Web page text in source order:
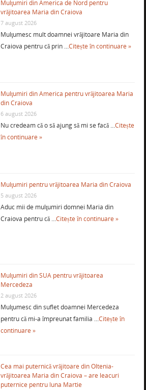
Mulţumiri din America de Nord pentru
vrăjitoarea Maria din Craiova
7 august 2026
Mulţumesc mult doamnei vrăjitoare Maria din
Craiova pentru că prin …Citește în continuare »
Mulţumiri din America pentru vrăjitoarea Maria
din Craiova
6 august 2026
Nu credeam că o să ajung să mi se facă …Citește
în continuare »
Mulţumiri pentru vrăjitoarea Maria din Craiova
5 august 2026
Aduc mii de mulţumiri domnei Maria din
Craiova pentru că …Citește în continuare »
Mulţumiri din SUA pentru vrăjitoarea
Mercedeza
2 august 2026
Mulţumesc din suflet doamnei Mercedeza
pentru că mi-a împreunat familia …Citește în
continuare »
Cea mai puternică vrăjitoare din Oltenia-
vrăjitoarea Maria din Craiova – are leacuri
puternice pentru luna Martie